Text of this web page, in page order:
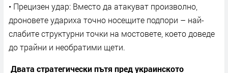
• Прецизен удар: Вместо да атакуват произволно,
дроновете удариха точно носещите подпори – най-
слабите структурни точки на мостовете, което доведе
до трайни и необратими щети.
Двата стратегически пътя пред украинското